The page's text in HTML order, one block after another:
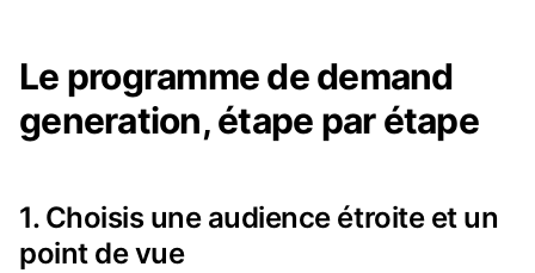
Le programme de demand
generation, étape par étape
1. Choisis une audience étroite et un
point de vue